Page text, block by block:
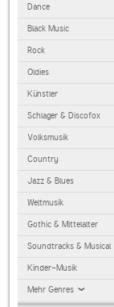
Dance
Black Music
Rock
Oldies
Künstler
Schlager & Discofox
Volksmusik
Country
Jazz & Blues
Weltmusik
Gothic & Mittelalter
Soundtracks & Musical
Kinder-Musik
Mehr Genres